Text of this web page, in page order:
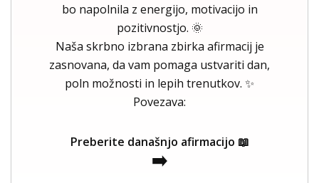
bo napolnila z energijo, motivacijo in
pozitivnostjo. 🌞
Naša skrbno izbrana zbirka afirmacij je
zasnovana, da vam pomaga ustvariti dan,
poln možnosti in lepih trenutkov. ✨
Povezava:
Preberite današnjo afirmacijo 📖
➡️